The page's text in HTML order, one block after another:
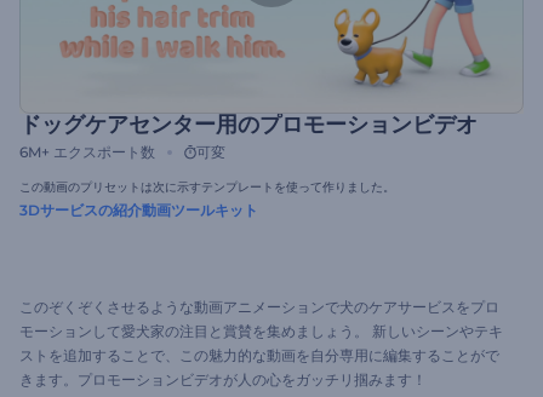
ドッグケアセンター用のプロモーションビデオ
6M+ エクスポート数 可変
この動画のプリセットは次に示すテンプレートを使って作りました。
3Dサービスの紹介動画ツールキット
このぞくぞくさせるような動画アニメーションで犬のケアサービスをプロ
モーションして愛犬家の注目と賞賛を集めましょう。 新しいシーンやテキ
ストを追加することで、この魅力的な動画を自分専用に編集することがで
きます。プロモーションビデオが人の心をガッチリ掴みます！